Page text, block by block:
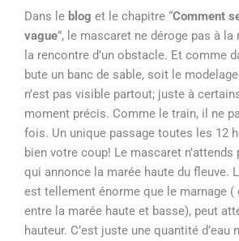
Dans le blog et le chapitre “Comment
vague”, le mascaret ne déroge pas à la
la rencontre d’un obstacle. Et comme
bute un banc de sable, soit le
n’est pas visible partout; juste à
moment précis. Comme le train, il ne
fois. Un unique passage toutes les 12
bien votre coup! Le mascaret n’attends
qui annonce la marée haute du fleuve.
est tellement énorme que le marnage (
entre la marée haute et basse), peut
hauteur. C’est juste une quantité d’eau